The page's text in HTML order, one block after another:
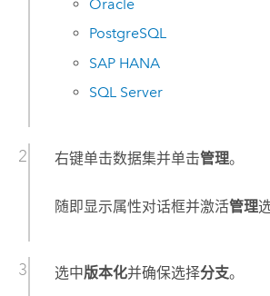
Oracle
PostgreSQL
SAP HANA
SQL Server
右键单击数据集并单击管理。
随即显示属性对话框并激活管理
选中版本化并确保选择分支。